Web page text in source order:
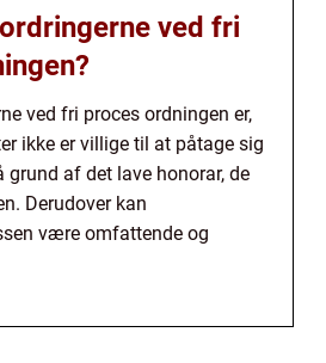
ved fri
ved fri proces ordningen er,
ikke er villige til at påtage sig
grund af det lave honorar, de
Derudover kan
være omfattende og